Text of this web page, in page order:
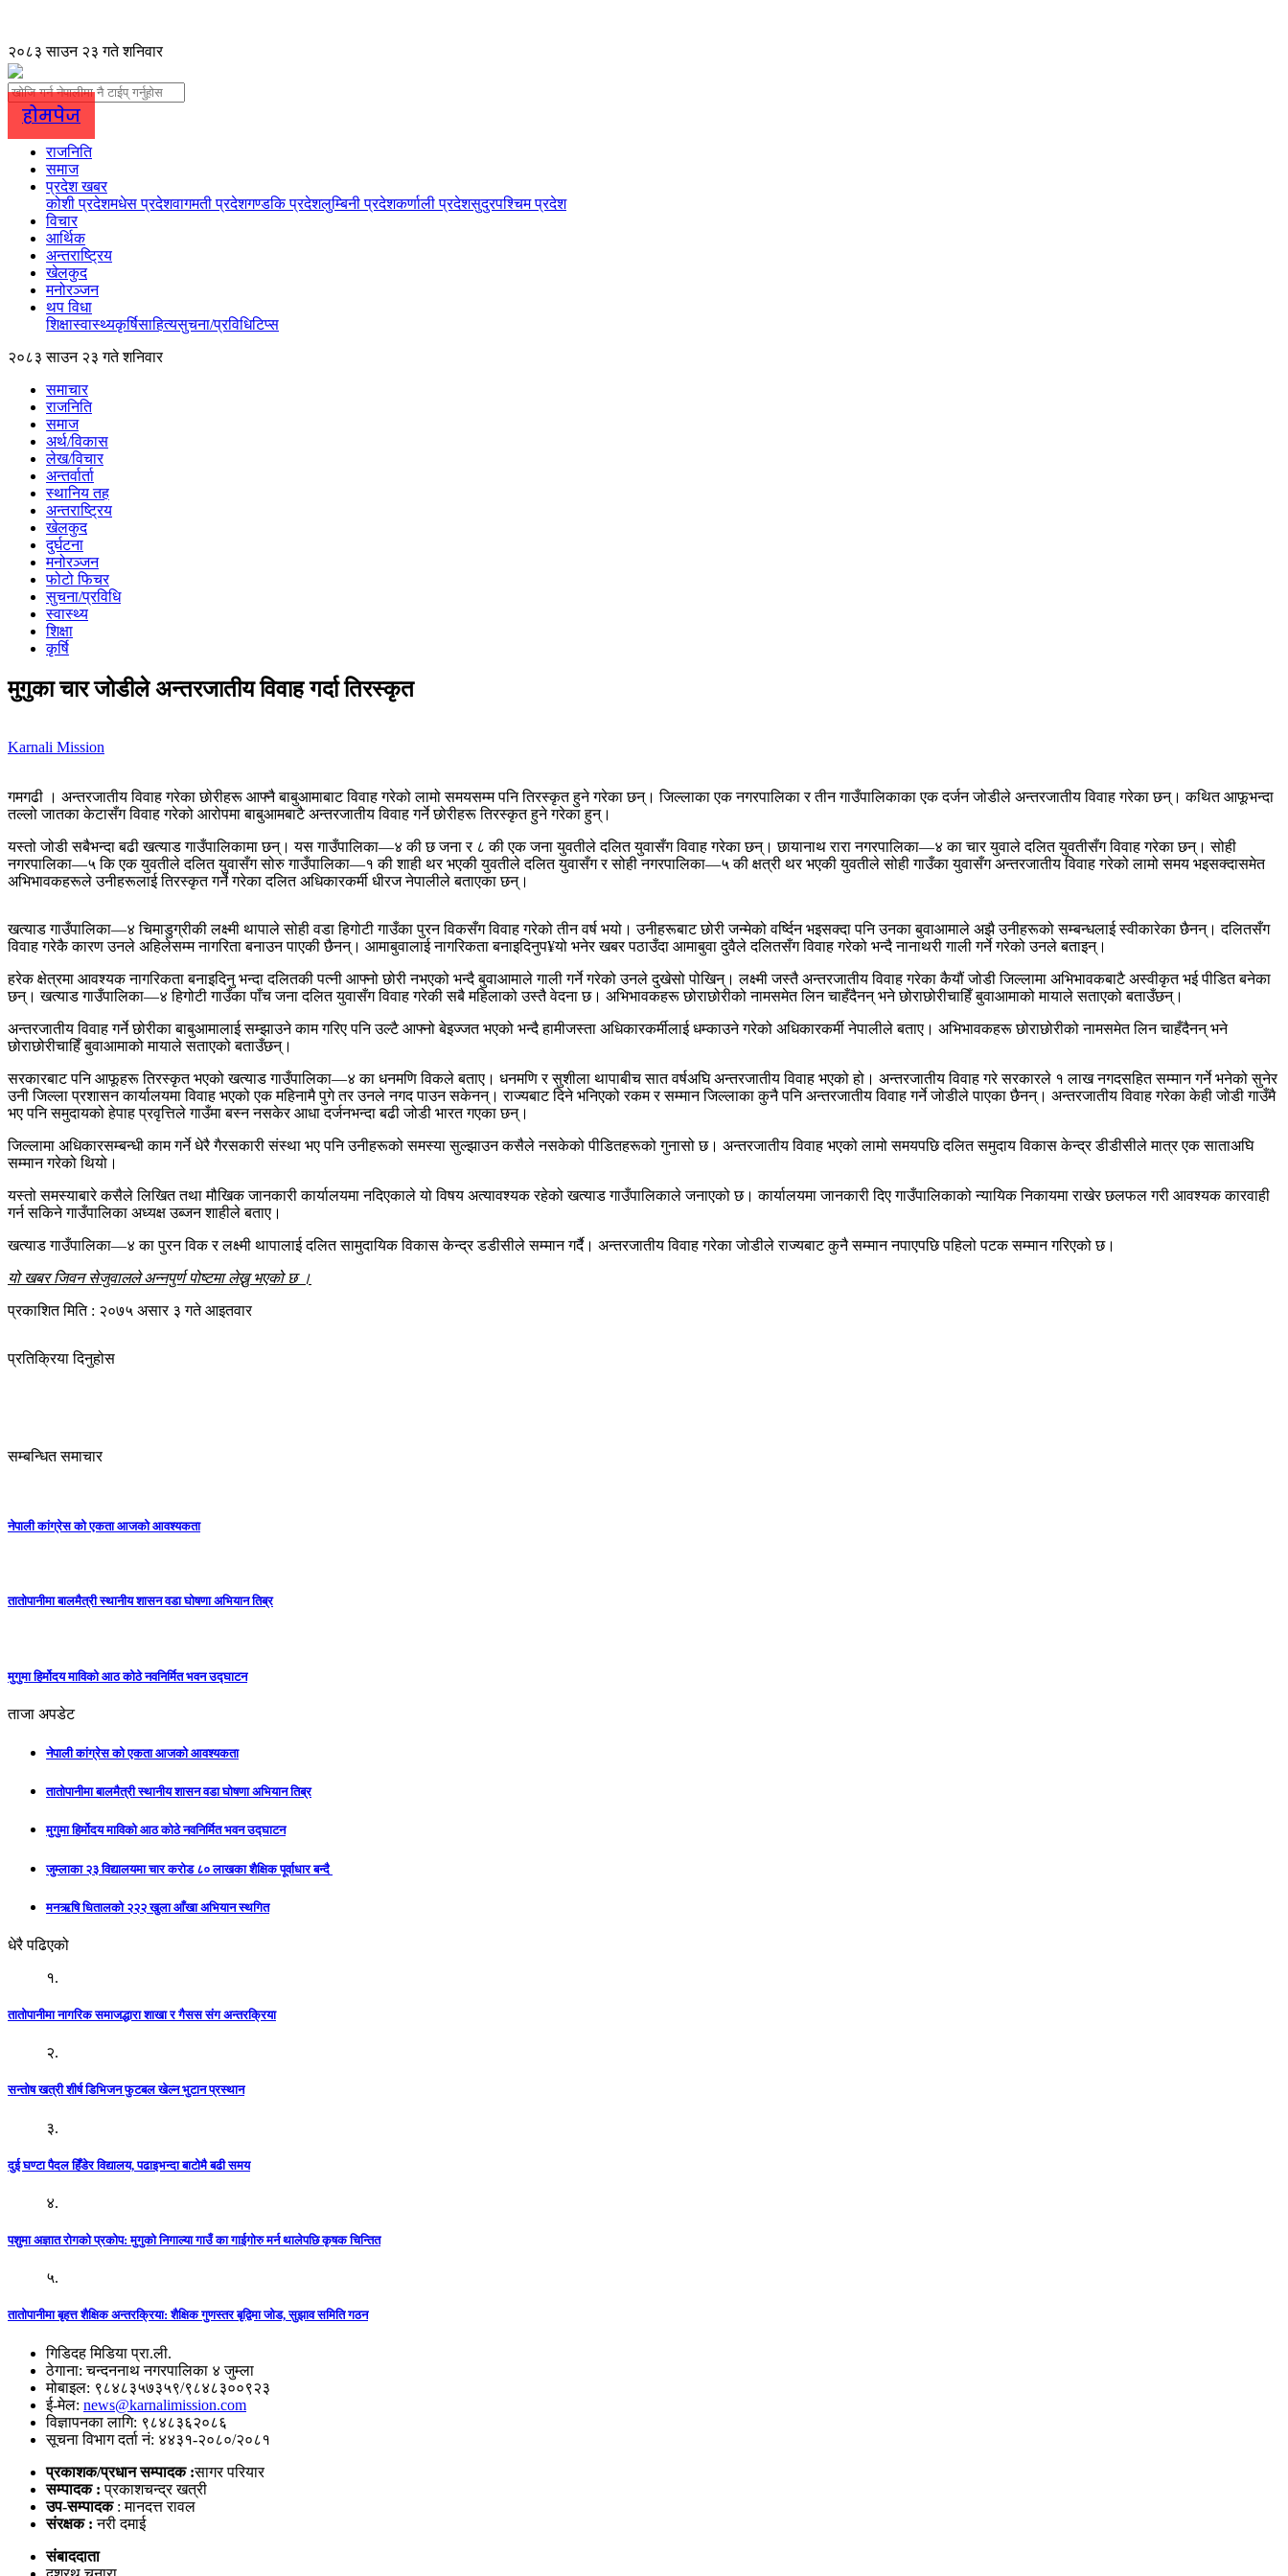
२०८३ साउन २३ गते शनिवार
होमपेज
राजनिति
समाज
प्रदेश खबर
कोशी प्रदेशमधेस प्रदेशवागमती प्रदेशगण्डकि प्रदेशलुम्बिनी प्रदेशकर्णाली प्रदेशसुदुरपश्चिम प्रदेश
विचार
आर्थिक
अन्तराष्ट्रिय
खेलकुद
मनोरञ्जन
थप विधा
शिक्षास्वास्थ्यकृर्षिसाहित्यसुचना/प्रविधिटिप्स
२०८३ साउन २३ गते शनिवार
समाचार
राजनिति
समाज
अर्थ/विकास
लेख/विचार
अन्तर्वार्ता
स्थानिय तह
अन्तराष्ट्रिय
खेलकुद
दुर्घटना
मनोरञ्जन
फोटो फिचर
सुचना/प्रविधि
स्वास्थ्य
शिक्षा
कृर्षि
मुगुका चार जोडीले अन्तरजातीय विवाह गर्दा तिरस्कृत
Karnali Mission
गमगढी । अन्तरजातीय विवाह गरेका छोरीहरू आफ्नै बाबुआमाबाट विवाह गरेको लामो समयसम्म पनि तिरस्कृत हुने गरेका छन्। जिल्लाका एक नगरपालिका र तीन गाउँपालिकाका एक दर्जन जोडीले अन्तरजातीय विवाह गरेका छन्। कथित आफूभन्दा
तल्लो जातका केटासँग विवाह गरेको आरोपमा बाबुआमबाटै अन्तरजातीय विवाह गर्ने छोरीहरू तिरस्कृत हुने गरेका हुन्।
यस्तो जोडी सबैभन्दा बढी खत्याड गाउँपालिकामा छन्। यस गाउँपालिका—४ की छ जना र ८ की एक जना युवतीले दलित युवासँग विवाह गरेका छन्। छायानाथ रारा नगरपालिका—४ का चार युवाले दलित युवतीसँग विवाह गरेका छन्। सोही
नगरपालिका—५ कि एक युवतीले दलित युवासँग सोरु गाउँपालिका—१ की शाही थर भएकी युवतीले दलित युवासँग र सोही नगरपालिका—५ की क्षत्री थर भएकी युवतीले सोही गाउँका युवासँग अन्तरजातीय विवाह गरेको लामो समय भइसक्दासमेत
अभिभावकहरूले उनीहरूलाई तिरस्कृत गर्ने गरेका दलित अधिकारकर्मी धीरज नेपालीले बताएका छन्।
खत्याड गाउँपालिका—४ चिमाडुग्रीकी लक्ष्मी थापाले सोही वडा हिगोटी गाउँका पुरन विकसँग विवाह गरेको तीन वर्ष भयो। उनीहरूबाट छोरी जन्मेको वर्ष्दिन भइसक्दा पनि उनका बुवाआमाले अझै उनीहरूको सम्बन्धलाई स्वीकारेका छैनन्। दलितसँग
विवाह गरेकै कारण उनले अहिलेसम्म नागरिता बनाउन पाएकी छैनन्। आमाबुवालाई नागरिकता बनाइदिनुप¥यो भनेर खबर पठाउँदा आमाबुवा दुवैले दलितसँग विवाह गरेको भन्दै नानाथरी गाली गर्ने गरेको उनले बताइन्।
हरेक क्षेत्रमा आवश्यक नागरिकता बनाइदिनु भन्दा दलितकी पत्नी आफ्नो छोरी नभएको भन्दै बुवाआमाले गाली गर्ने गरेको उनले दुखेसो पोखिन्। लक्ष्मी जस्तै अन्तरजातीय विवाह गरेका कैयौं जोडी जिल्लामा अभिभावकबाटै अस्वीकृत भई पीडित बनेका
छन्। खत्याड गाउँपालिका—४ हिगोटी गाउँका पाँच जना दलित युवासँग विवाह गरेकी सबै महिलाको उस्तै वेदना छ। अभिभावकहरू छोराछोरीको नामसमेत लिन चाहँदैनन् भने छोराछोरीचाहिँ बुवाआमाको मायाले सताएको बताउँछन्।
अन्तरजातीय विवाह गर्ने छोरीका बाबुआमालाई सम्झाउने काम गरिए पनि उल्टै आफ्नो बेइज्जत भएको भन्दै हामीजस्ता अधिकारकर्मीलाई धम्काउने गरेको अधिकारकर्मी नेपालीले बताए। अभिभावकहरू छोराछोरीको नामसमेत लिन चाहँदैनन् भने
छोराछोरीचाहिँ बुवाआमाको मायाले सताएको बताउँछन्।
सरकारबाट पनि आफूहरू तिरस्कृत भएको खत्याड गाउँपालिका—४ का धनमणि विकले बताए। धनमणि र सुशीला थापाबीच सात वर्षअघि अन्तरजातीय विवाह भएको हो। अन्तरजातीय विवाह गरे सरकारले १ लाख नगदसहित सम्मान गर्ने भनेको सुनेर
उनी जिल्ला प्रशासन कार्यालयमा विवाह भएको एक महिनामै पुगे तर उनले नगद पाउन सकेनन्। राज्यबाट दिने भनिएको रकम र सम्मान जिल्लाका कुनै पनि अन्तरजातीय विवाह गर्ने जोडीले पाएका छैनन्। अन्तरजातीय विवाह गरेका केही जोडी गाउँमै
भए पनि समुदायको हेपाह प्रवृत्तिले गाउँमा बस्न नसकेर आधा दर्जनभन्दा बढी जोडी भारत गएका छन्।
जिल्लामा अधिकारसम्बन्धी काम गर्ने धेरै गैरसकारी संस्था भए पनि उनीहरूको समस्या सुल्झाउन कसैले नसकेको पीडितहरूको गुनासो छ। अन्तरजातीय विवाह भएको लामो समयपछि दलित समुदाय विकास केन्द्र डीडीसीले मात्र एक साताअघि
सम्मान गरेको थियो।
यस्तो समस्याबारे कसैले लिखित तथा मौखिक जानकारी कार्यालयमा नदिएकाले यो विषय अत्यावश्यक रहेको खत्याड गाउँपालिकाले जनाएको छ। कार्यालयमा जानकारी दिए गाउँपालिकाको न्यायिक निकायमा राखेर छलफल गरी आवश्यक कारवाही
गर्न सकिने गाउँपालिका अध्यक्ष उब्जन शाहीले बताए।
खत्याड गाउँपालिका—४ का पुरन विक र लक्ष्मी थापालाई दलित सामुदायिक विकास केन्द्र डडीसीले सम्मान गर्दै। अन्तरजातीय विवाह गरेका जोडीले राज्यबाट कुनै सम्मान नपाएपछि पहिलो पटक सम्मान गरिएको छ।
यो खबर जिवन सेजुवालले अन्नपुर्ण पोष्टमा लेख्नु भएको छ ।
प्रकाशित मिति : २०७५ असार ३ गते आइतवार
प्रतिक्रिया दिनुहोस
सम्बन्धित समाचार
नेपाली कांग्रेस को एकता आजको आवश्यकता
तातोपानीमा बालमैत्री स्थानीय शासन वडा घोषणा अभियान तिब्र
मुगुमा हिर्मोदय माविको आठ कोठे नवनिर्मित भवन उद्घाटन
ताजा अपडेट
नेपाली कांग्रेस को एकता आजको आवश्यकता
तातोपानीमा बालमैत्री स्थानीय शासन वडा घोषणा अभियान तिब्र
मुगुमा हिर्मोदय माविको आठ कोठे नवनिर्मित भवन उद्घाटन
जुम्लाका २३ विद्यालयमा चार करोड ८० लाखका शैक्षिक पूर्वाधार बन्दै
मनऋषि धितालको २२२ खुला आँखा अभियान स्थगित
धेरै पढिएको
१.
तातोपानीमा नागरिक समाजद्धारा शाखा र गैसस संग अन्तरक्रिया
२.
सन्तोष खत्री शीर्ष डिभिजन फुटबल खेल्न भुटान प्रस्थान
३.
दुई घण्टा पैदल हिँडेर विद्यालय, पढाइभन्दा बाटोमै बढी समय
४.
पशुमा अज्ञात रोगको प्रकोप: मुगुको निगाल्या गाउँ का गाईगोरु मर्न थालेपछि कृषक चिन्तित
५.
तातोपानीमा बृहत्त शैक्षिक अन्तरक्रिया: शैक्षिक गुणस्तर बृद्विमा जोड, सुझाव समिति गठन
गिडिदह मिडिया प्रा.ली.
ठेगाना: चन्दननाथ नगरपालिका ४ जुम्ला
मोबाइल: ९८४८३५७३५९/९८४८३००९२३
ई-मेल: news@karnalimission.com
विज्ञापनका लागि: ९८४८३६२०८६
सूचना विभाग दर्ता नं: ४४३१-२०८०/२०८१
प्रकाशक/प्रधान सम्पादक :सागर परियार
सम्पादक :प्रकाशचन्द्र खत्री
उप-सम्पादक: मानदत्त रावल
संरक्षक : नरी दमाई
संबाददाता